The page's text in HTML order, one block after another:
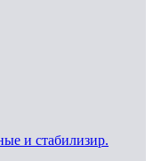
и стабилизир.